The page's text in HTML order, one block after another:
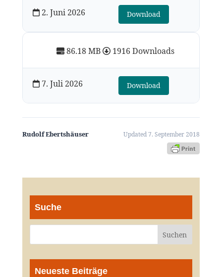
86.18 MB 1916 Downloads
7. Juli 2026 Download
2. Juni 2026 Download
Rudolf Ebertshäuser Updated 7. September 2018
Suche
Neueste Beiträge